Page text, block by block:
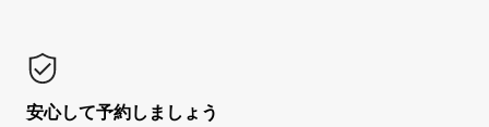
安心して予約しましょう